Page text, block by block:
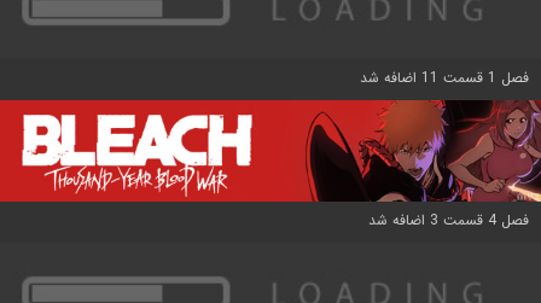
فصل 1 قسمت 11 اضافه شد
فصل 4 قسمت 3 اضافه شد